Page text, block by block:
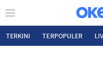
TERKINI TERPOPULER